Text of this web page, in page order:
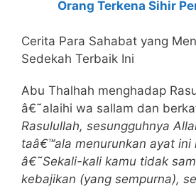
Orang Terkena Sihir
Cerita Para Sahabat yang
Sedekah Terbaik Ini
Abu Thalhah menghadap
â€˜alaihi wa sallam dan
Rasulullah, sesungguhnya
taâ€™ala menurunkan ayat ini
â€˜Sekali-kali kamu tidak
kebajikan (yang sempurna),